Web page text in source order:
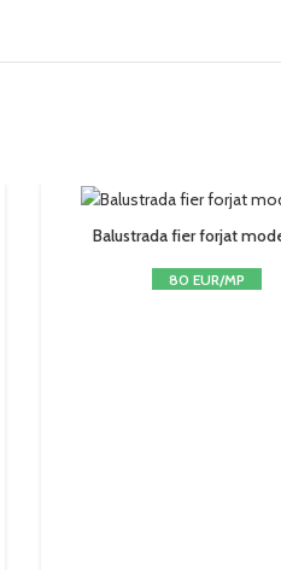
Balustrada fier forjat
80 EUR/MP